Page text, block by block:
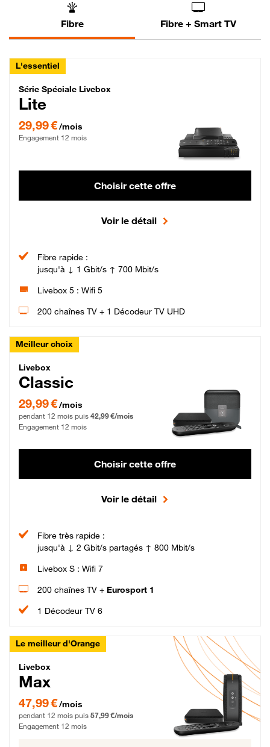
Fibre Fibre + Smart TV
L'essentiel
Série Spéciale Livebox Lite Fibre
Série Spéciale Livebox
Lite
29,99 €/mois
Engagement 12 mois
Choisir cette offre
Voir le détail
Fibre rapide :
jusqu'à ↓ 1 Gbit/s ↑ 700 Mbit/s
Livebox 5 : Wifi 5
200 chaînes TV + 1 Décodeur TV UHD
Meilleur choix
Livebox Classic Fibre
Livebox
Classic
29,99 € par mois pendant 12 mois puis 42,99 € par mois, Engagement 12 mois
29,99 €/mois
pendant 12 mois puis 42,99 €/mois
Engagement 12 mois
Choisir cette offre
Voir le détail
Fibre très rapide :
jusqu'à ↓ 2 Gbit/s partagés ↑ 800 Mbit/s
Livebox S : Wifi 7
200 chaînes TV + Eurosport 1
1 Décodeur TV 6
Le meilleur d'Orange
Livebox Max Fibre
Livebox
Max
47,99 € par mois pendant 12 mois puis 57,99 € par mois, Engagement 12 mois
47,99 €/mois
pendant 12 mois puis 57,99 €/mois
Engagement 12 mois